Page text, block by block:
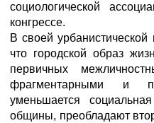
социологической
конгрессе.
В своей урбанистической
что городской образ
первичных
фрагментарными и
уменьшается
общины, преобладают